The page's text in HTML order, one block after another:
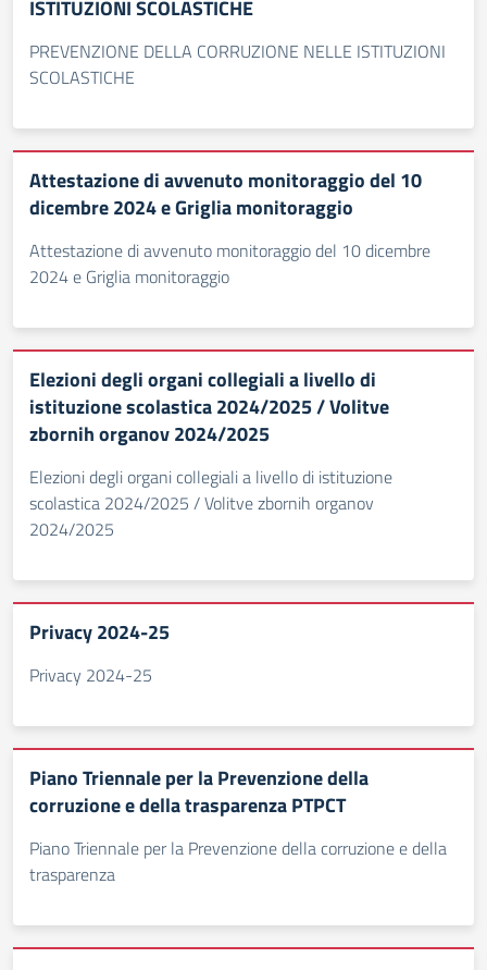
ISTITUZIONI SCOLASTICHE
PREVENZIONE DELLA CORRUZIONE NELLE ISTITUZIONI
SCOLASTICHE
Attestazione di avvenuto monitoraggio del 10
dicembre 2024 e Griglia monitoraggio
Attestazione di avvenuto monitoraggio del 10 dicembre
2024 e Griglia monitoraggio
Elezioni degli organi collegiali a livello di
istituzione scolastica 2024/2025 / Volitve
zbornih organov 2024/2025
Elezioni degli organi collegiali a livello di istituzione
scolastica 2024/2025 / Volitve zbornih organov
2024/2025
Privacy 2024-25
Privacy 2024-25
Piano Triennale per la Prevenzione della
corruzione e della trasparenza PTPCT
Piano Triennale per la Prevenzione della corruzione e della
trasparenza